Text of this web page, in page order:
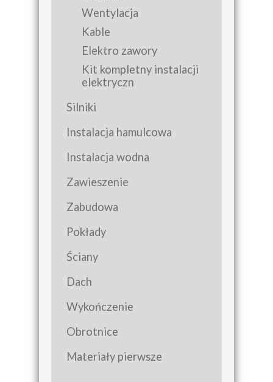
Wentylacja
Kable
Elektro zawory
Kit kompletny instalacji
elektryczn
Silniki
Instalacja hamulcowa
Instalacja wodna
Zawieszenie
Zabudowa
Pokłady
Ściany
Dach
Wykończenie
Obrotnice
Materiały pierwsze